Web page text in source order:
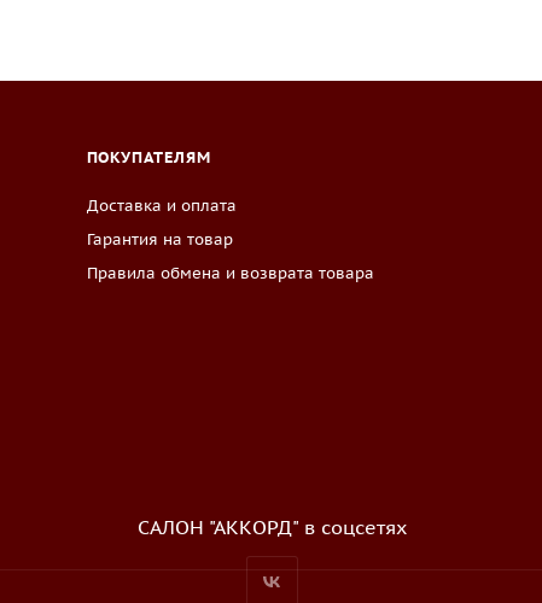
ПОКУПАТЕЛЯМ
Доставка и оплата
Гарантия на товар
Правила обмена и возврата товара
САЛОН "АККОРД" в соцсетях